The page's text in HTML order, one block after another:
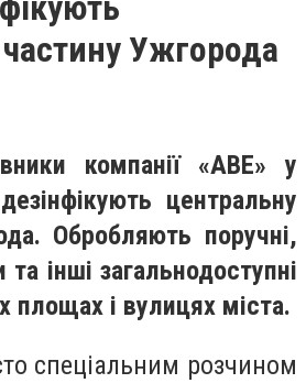
Ужгорода
компанії «АВЕ» у
центральну
Обробляють поручні,
інші загальнодоступні
площах і вулицях міста.
спеціальним розчином